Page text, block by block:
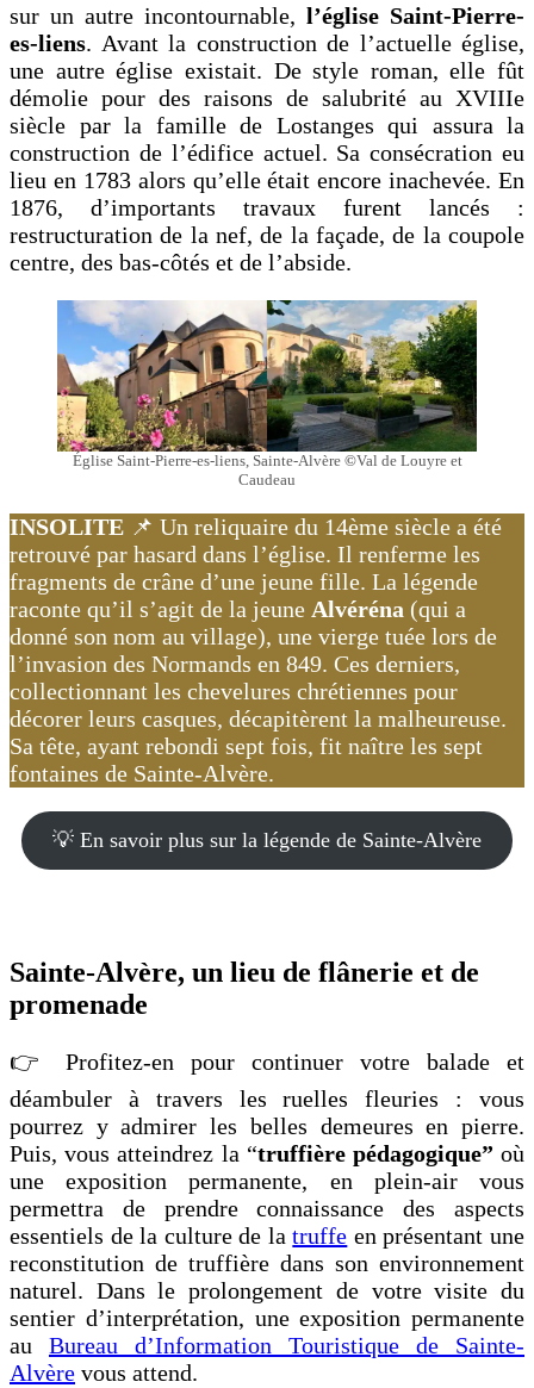
sur un autre incontournable, l’église Saint-Pierre-
es-liens. Avant la construction de l’actuelle église,
une autre église existait. De style roman, elle fût
démolie pour des raisons de salubrité au XVIIIe
siècle par la famille de Lostanges qui assura la
construction de l’édifice actuel. Sa consécration eu
lieu en 1783 alors qu’elle était encore inachevée. En
1876, d’importants travaux furent lancés :
restructuration de la nef, de la façade, de la coupole
centre, des bas-côtés et de l’abside.
Église Saint-Pierre-es-liens, Sainte-Alvère ©Val de Louyre et
Caudeau
INSOLITE 📌 Un reliquaire du 14ème siècle a été
retrouvé par hasard dans l’église. Il renferme les
fragments de crâne d’une jeune fille. La légende
raconte qu’il s’agit de la jeune Alvéréna (qui a
donné son nom au village), une vierge tuée lors de
l’invasion des Normands en 849. Ces derniers,
collectionnant les chevelures chrétiennes pour
décorer leurs casques, décapitèrent la malheureuse.
Sa tête, ayant rebondi sept fois, fit naître les sept
fontaines de Sainte-Alvère.
💡 En savoir plus sur la légende de Sainte-Alvère
Sainte-Alvère, un lieu de flânerie et de
promenade
👉 Profitez-en pour continuer votre balade et
déambuler à travers les ruelles fleuries : vous
pourrez y admirer les belles demeures en pierre.
Puis, vous atteindrez la “truffière pédagogique” où
une exposition permanente, en plein-air vous
permettra de prendre connaissance des aspects
essentiels de la culture de latruffe en présentant une
reconstitution de truffière dans son environnement
naturel. Dans le prolongement de votre visite du
sentier d’interprétation, une exposition permanente
au Bureau d’Information Touristique de Sainte-
Alvère vous attend.